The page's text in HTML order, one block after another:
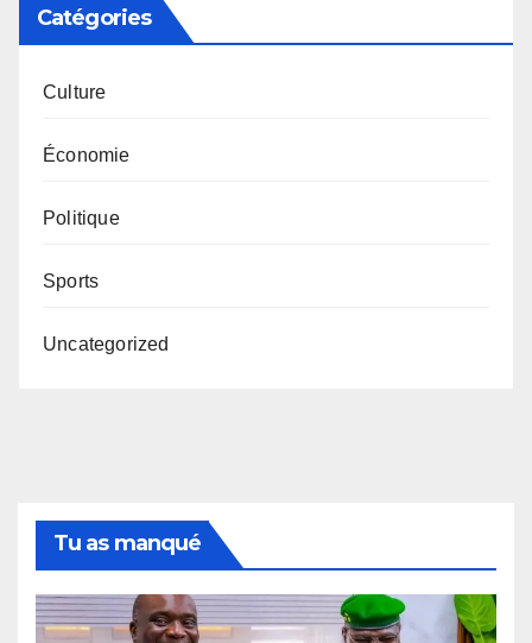
Catégories
Culture
Économie
Politique
Sports
Uncategorized
Tu as manqué